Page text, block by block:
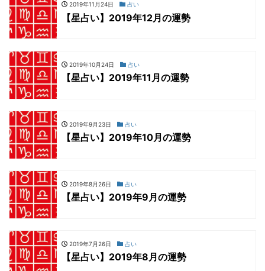
2019年11月24日 占い
【星占い】2019年12月の運勢
2019年10月24日 占い
【星占い】2019年11月の運勢
2019年9月23日 占い
【星占い】2019年10月の運勢
2019年8月26日 占い
【星占い】2019年9月の運勢
2019年7月26日 占い
【星占い】2019年8月の運勢